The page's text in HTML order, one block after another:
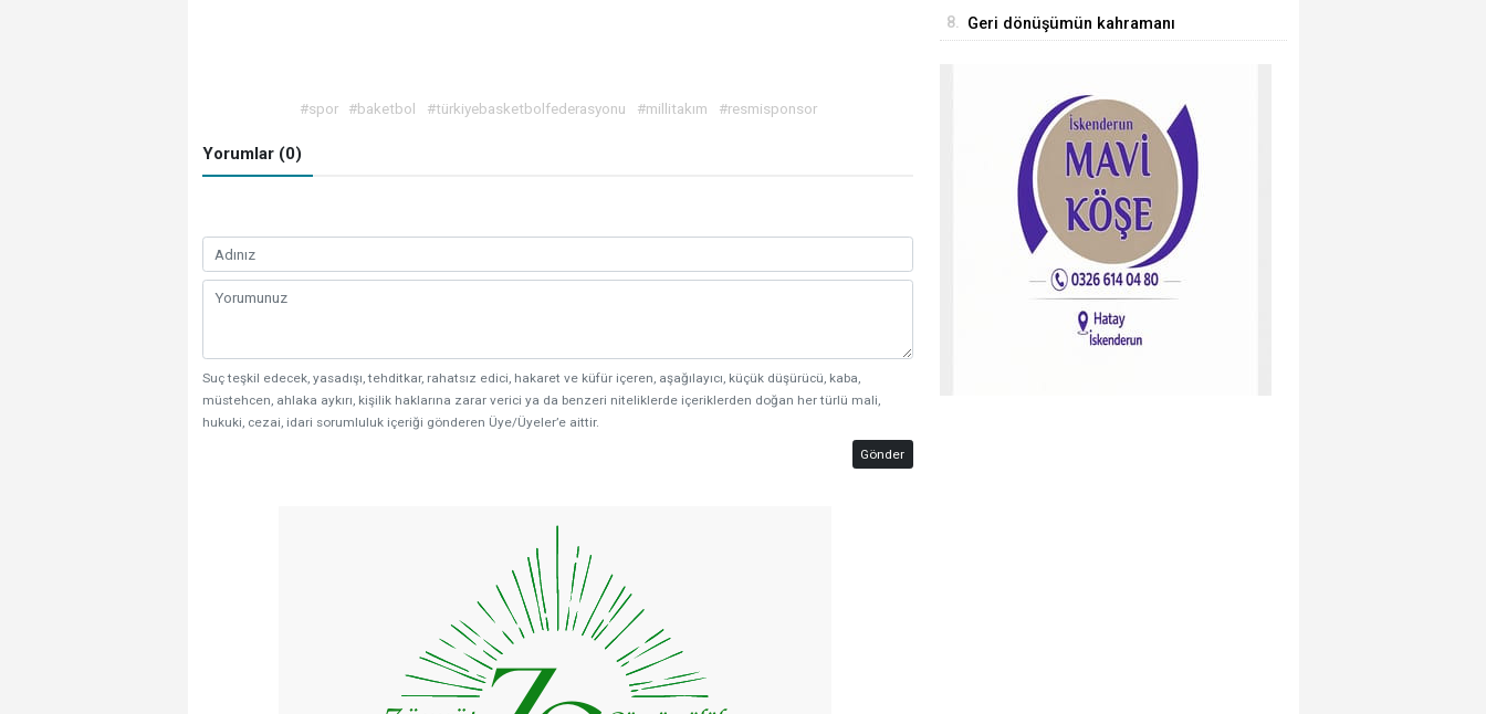
#spor #baketbol #türkiyebasketbolfederasyonu #millitakım #resmisponsor
Yorumlar (0)
Suç teşkil edecek, yasadışı, tehditkar, rahatsız edici, hakaret ve küfür içeren, aşağılayıcı, küçük düşürücü, kaba,
müstehcen, ahlaka aykırı, kişilik haklarına zarar verici ya da benzeri niteliklerde içeriklerden doğan her türlü mali,
hukuki, cezai, idari sorumluluk içeriği gönderen Üye/Üyeler’e aittir.
Gönder
8. Geri dönüşümün kahramanı